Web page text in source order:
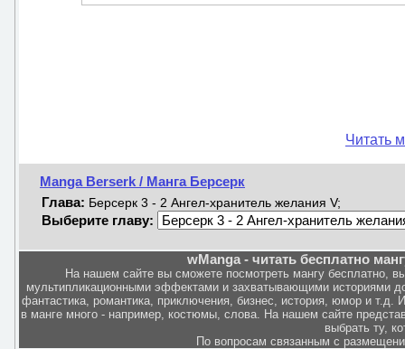
Читать
Manga Berserk / Манга Берсерк
Глава: Берсерк 3 - 2 Ангел-хранитель желания V;
Выберите главу:
wManga - читать бесплатно
На нашем сайте вы сможете посмотреть мангу бесплатно,
мультипликационными эффектами и захватывающими историями
фантастика, романтика, приключения, бизнес, история, юмор и
в манге много - например, костюмы, слова. На нашем сайте
выбрать ту,
По вопросам связанным с